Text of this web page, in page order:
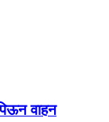
वाहन